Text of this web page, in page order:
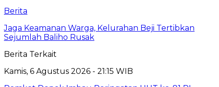
Berita
Jaga Keamanan Warga, Kelurahan Beji Tertibkan
Sejumlah Baliho Rusak
Berita Terkait
Kamis, 6 Agustus 2026 - 21:15 WIB